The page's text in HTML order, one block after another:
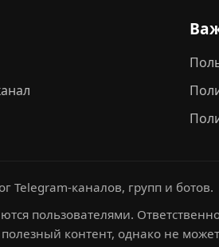
Telegram-каналов, групп и ботов.
пользователями.
контент, однако не